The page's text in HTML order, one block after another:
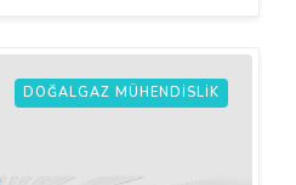
DOĞALGAZ MÜHENDISLIK